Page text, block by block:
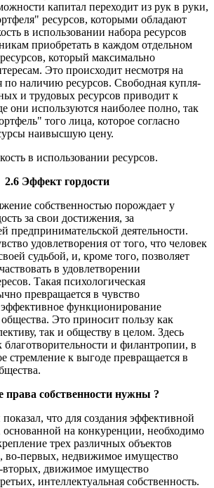
капитал переходит из рук в руки,
ресурсов, которыми обладают
в использовании набора ресурсов
приобретать в каждом отдельном
который максимально
Это происходит несмотря на
наличию ресурсов. Свободная купля-
и трудовых ресурсов приводит к
они используются наиболее полно, так
того лица, которое согласно
наивысшую цену.
в использовании ресурсов.
2.6 Эффект гордости
собственностью порождает у
за свои достижения, за
предпринимательской деятельности.
удовлетворения от того, что человек
судьбой, и, кроме того, позволяет
в удовлетворении
Такая психологическая
превращается в чувство
эффективное функционирование
Это приносит пользу как
так и обществу в целом. Здесь
благотворительности и филантропии, в
стремление к выгоде превращается в
права собственности нужны ?
что для создания эффективной
на конкуренции, необходимо
трех различных объектов
во-первых, недвижимое имущество
вторых, движимое имущество
интеллектуальная собственность.